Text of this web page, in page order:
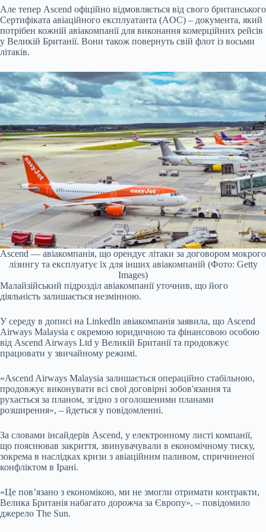
Але тепер Ascend офіційно відмовляється від свого британського
Сертифіката авіаційного експлуатанта (AOC) – документа, який
потрібен кожній авіакомпанії для виконання комерційних рейсів
у Великій Британії. Вони також повернуть свій флот із восьми
літаків.
Ascend — авіакомпанія, що орендує літаки за договором мокрого
лізингу та експлуатує їх для інших авіакомпаній (Фото: Getty
Images)
Малайзійський підрозділ авіакомпанії уточнив, що його
діяльність залишається незмінною.
У середу в дописі на LinkedIn авіакомпанія заявила, що Ascend
Airways Malaysia є окремою юридичною та фінансовою особою
від Ascend Airways Ltd у Великій Британії та продовжує
працювати у звичайному режимі.
«Ascend Airways Malaysia залишається операційно стабільною,
продовжує виконувати всі свої договірні зобов'язання та
рухається за планом, згідно з оголошеними планами
розширення», – йдеться у повідомленні.
За словами інсайдерів Ascend, у електронному листі компанії,
що пояснював закриття, звинувачували в економічному тиску,
зокрема в наслідках кризи з авіаційним паливом, спричиненої
конфліктом в Ірані.
«Це пов’язано з економікою, ми не змогли отримати контракти,
Велика Британія набагато дорожча за Європу», – повідомило
джерело The Sun.